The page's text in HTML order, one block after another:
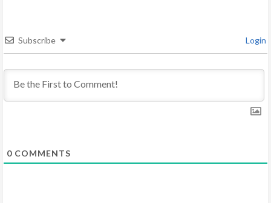
d
i
n
Subscribe Login
0 COMMENTS